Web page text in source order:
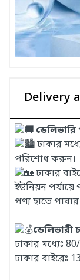
Delivery
ডেলিভারি
ঢাকার
পরিশোধ করুন।
ঢাকার
ইউনিয়ন পর্যায়ে
পণ্য হাতে
ডেলিভারী
ঢাকার মধ্যেঃ
ঢাকার বাইরেঃ